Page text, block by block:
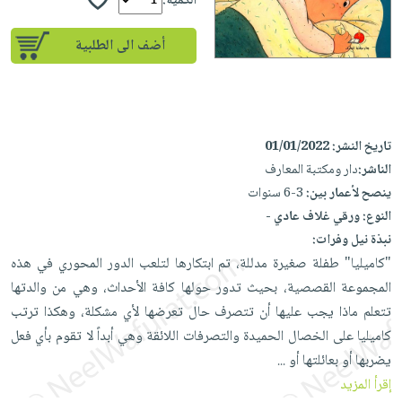
إختياراتنا
كتب
English
books
iKitab
بلا
طرحها
تحميل
iKitab
على
Android
تحميل
iKitab
على
Apple
أسئلة
يتكرر
طرحها
على
Android
تحميل
masmu3
على
Apple
المواضيع
الأكثر
تعليمية
صندوق
القراءة
جوائز
تعليمية
جديد
الكل
أجهزة
العناية
الشخصية
العناية
وتصفيف
الشعر
العناية
بالجسم
المطبخ
والسفرة
الكل
أواني
الطهي
أدوات
متجر
الهدايا
أقسام
أضف الى الطلبية
تاريخ النشر:01/01/2022
الناشر:دار ومكتبة المعارف
ينصح لأعمار بين:3-6 سنوات
النوع:ورقي غلاف عادي -
نبذة نيل وفرات:
"كاميليا" طفلة صغيرة مدللة، تم ابتكارها لتلعب الدور المحوري في هذه
المجموعة القصصية، بحيث تدور حولها كافة الأحداث، وهي من والدتها
تتعلم ماذا يجب عليها أن تتصرف حال تعرضها لأي مشكلة، وهكذا ترتب
كاميليا على الخصال الحميدة والتصرفات اللائقة وهي أبداً لا تقوم بأي فعل
يضربها أو بعائلتها أو...
إقرأ المزيد